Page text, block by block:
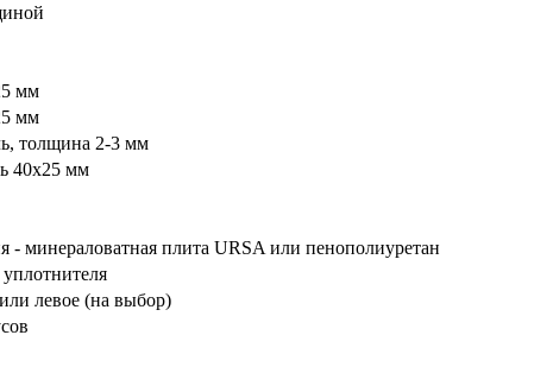
мм
мм
толщина 2-3 мм
40х25 мм
- минераловатная плита URSA или пенополиуретан
левое (на выбор)